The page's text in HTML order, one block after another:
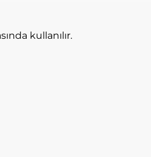
kullanılır.